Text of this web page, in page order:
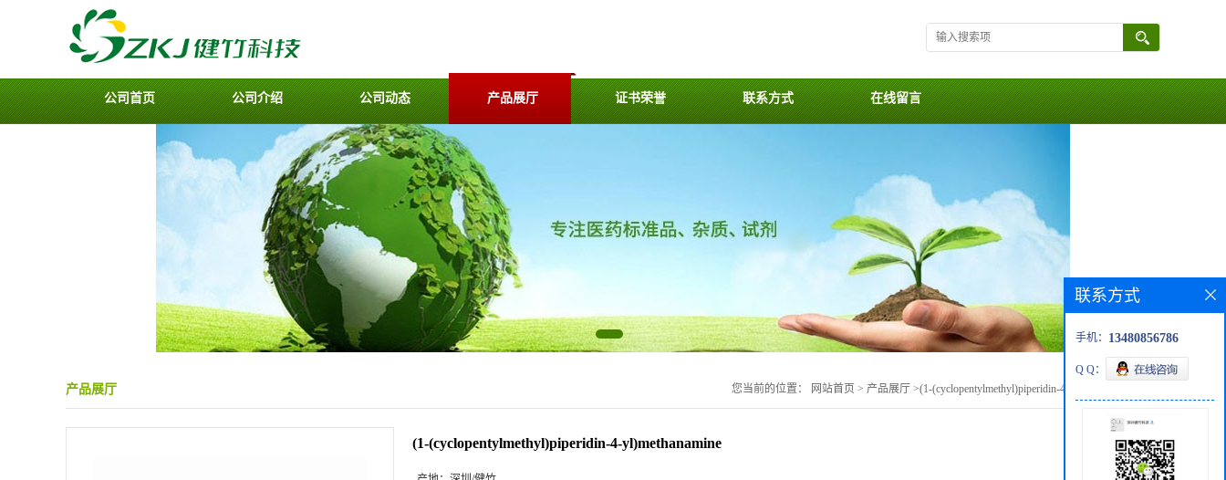
公司首页 公司介绍 公司动态 产品展厅 证书荣誉 联系方式 在线留言
产品展厅 您当前的位置： 网站首页 > 产品展厅 >(1-(cyclopentylmethyl)piperidin-4-yl)methanamine
(1-(cyclopentylmethyl)piperidin-4-yl)methanamine
联系方式
手机： 13480856786
Q Q：